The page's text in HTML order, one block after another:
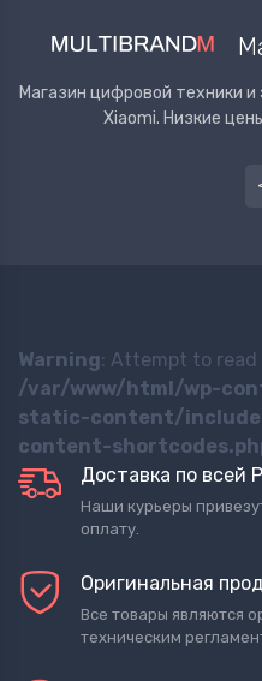
Магазин цифровой техники и
Xiaomi. Низкие
Warning: Attempt to read
/var/www/html/wp-
static-content/
content-
Доставка по всей
Наши курьеры
оплату.
Оригинальная
Все товары являются
техническим